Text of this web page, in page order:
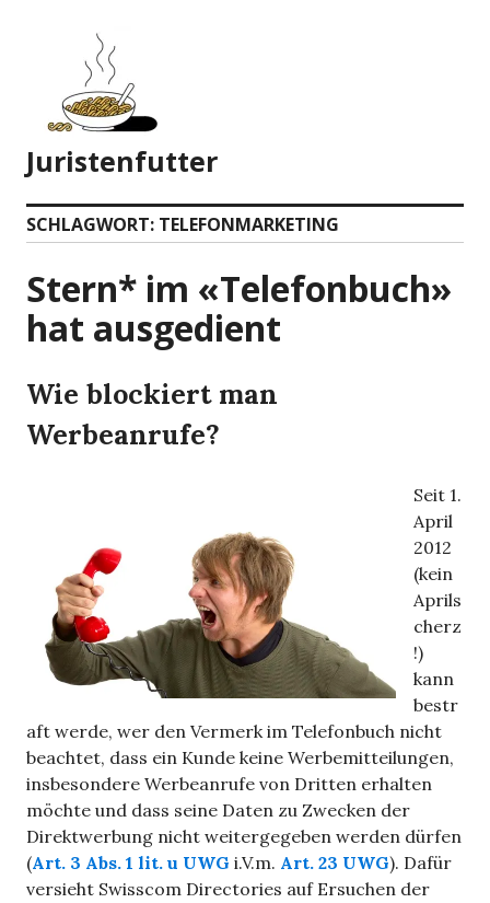
springen
Juristenfutter
SCHLAGWORT: TELEFONMARKETING
Stern* im «Telefonbuch»
hat ausgedient
Wie blockiert man
Werbeanrufe?
Seit 1.
April
2012
(kein
Aprils
cherz
!)
kann
bestr
aft werde, wer den Vermerk im Telefonbuch nicht
beachtet, dass ein Kunde keine Werbemitteilungen,
insbesondere Werbeanrufe von Dritten erhalten
möchte und dass seine Daten zu Zwecken der
Direktwerbung nicht weitergegeben werden dürfen
(Art. 3 Abs. 1 lit. u UWG i.V.m. Art. 23 UWG). Dafür
versieht Swisscom Directories auf Ersuchen der